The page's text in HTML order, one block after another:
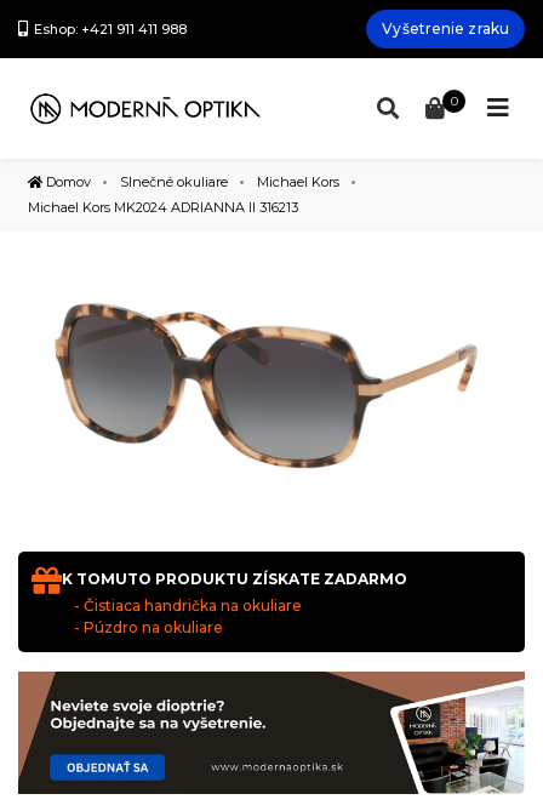
Eshop: +421 911 411 988 Vyšetrenie zraku
0
Domov Slnečné okuliare
Michael Kors
Michael Kors MK2024 ADRIANNA II 316213
K TOMUTO PRODUKTU ZÍSKATE ZADARMO
- Čistiaca handrička na okuliare
- Púzdro na okuliare